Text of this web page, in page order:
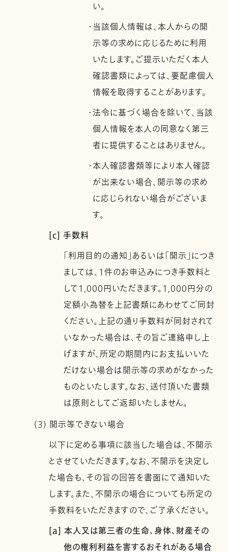
い。
・当該個人情報は、本人からの開
示等の求めに応じるために利用
いたします。ご提示いただく本人
確認書類によっては、要配慮個人
情報を取得することがあります。
・法令に基づく場合を除いて、当該
個人情報を本人の同意なく第三
者に提供することはありません。
・本人確認書類等により本人確認
が出来ない場合、開示等の求め
に応じられない場合がございま
す。
[c] 手数料
「利用目的の通知」あるいは「開示」につき
ましては、1件のお申込みにつき手数料と
して1,000円いただきます。1,000円分の
定額小為替を上記書類にあわせてご同封
ください。上記の通り手数料が同封されて
いなかった場合は、その旨ご連絡申し上
げますが、所定の期間内にお支払いいた
だけない場合は開示等の求めがなかった
ものといたします。なお、送付頂いた書類
は原則としてご返却いたしません。
(3) 開示等できない場合
以下に定める事項に該当した場合は、不開示
とさせていただきます。なお、不開示を決定し
た場合も、その旨の回答を書面にて通知いた
します。また、不開示の場合についても所定の
手数料をいただきますので、ご了承ください。
[a] 本人又は第三者の生命、身体、財産その
他の権利利益を害するおそれがある場合